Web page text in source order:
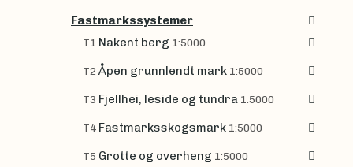
Fastmarkssystemer
T1 Nakent berg 1:5000
T2Åpen grunnlendt mark 1:5000
T3 Fjellhei, leside og tundra 1:5000
T4 Fastmarksskogsmark 1:5000
T5 Grotte og overheng 1:5000